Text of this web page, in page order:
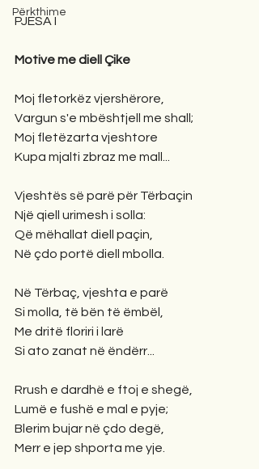
Përkthime
PJESA I
Motive me diell Çike
Moj fletorkëz vjershërore,
Vargun s'e mbështjell me shall;
Moj fletëzarta vjeshtore
Kupa mjalti zbraz me mall...
Vjeshtës së parë për Tërbaçin
Një qiell urimesh i solla:
Që mëhallat diell paçin,
Në çdo portë diell mbolla.
Në Tërbaç, vjeshta e parë
Si molla, të bën të ëmbël,
Me dritë floriri i larë
Si ato zanat në ëndërr...
Rrush e dardhë e ftoj e shegë,
Lumë e fushë e mal e pyje;
Blerim bujar në çdo degë,
Merr e jep shporta me yje.